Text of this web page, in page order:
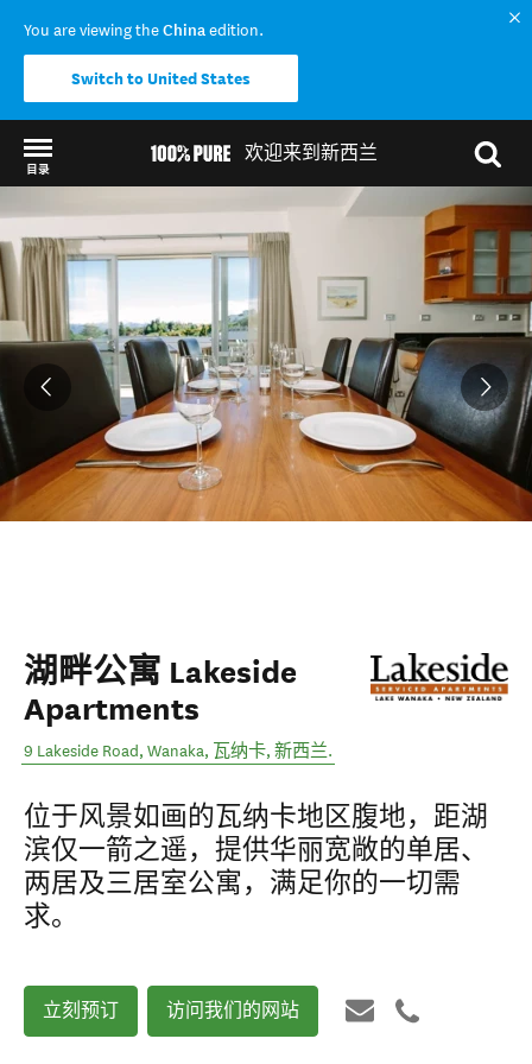
You are viewing theChinaedition.
Switch to United States
欢迎来到新西兰
目录
Back to my results
湖畔公寓 Lakeside
Apartments
9 Lakeside Road, Wanaka, 瓦纳卡, 新西兰.
位于风景如画的瓦纳卡地区腹地，距湖
滨仅一箭之遥，提供华丽宽敞的单居、
两居及三居室公寓，满足你的一切需
求。
立刻预订 访问我们的网站